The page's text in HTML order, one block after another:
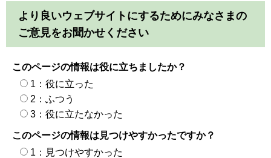
より良いウェブサイトにするためにみなさまの
ご意見をお聞かせください
このページの情報は役に立ちましたか？
1：役に立った
2：ふつう
3：役に立たなかった
このページの情報は見つけやすかったですか？
1：見つけやすかった